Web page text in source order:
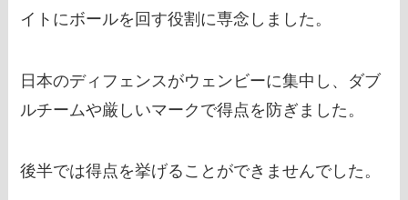
イトにボールを回す役割に専念しました。
日本のディフェンスがウェンビーに集中し、ダブ
ルチームや厳しいマークで得点を防ぎました。
後半では得点を挙げることができませんでした。